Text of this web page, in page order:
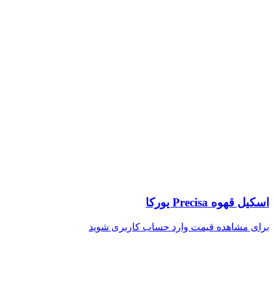
اسکیل قهوه Precisa یورکا
برای مشاهده قیمت وارد حساب کاربری شوید